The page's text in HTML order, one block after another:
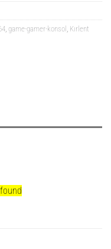
, game-gamer-konsol , Kırlent